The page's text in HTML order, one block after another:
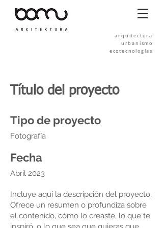
arquitectura
urbanismo
ecotecnologías
Título del proyecto
Tipo de proyecto
Fotografía
Fecha
Abril 2023
Incluye aquí la descripción del proyecto.
Ofrece un resumen o profundiza sobre
el contenido, cómo lo creaste, lo que te